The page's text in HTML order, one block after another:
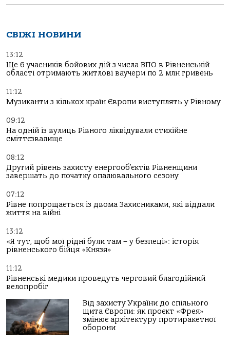
СВІЖІ НОВИНИ
13:12
Ще 6 учасників бойових дій з числа ВПО в Рівненській
області отримають житлові ваучери по 2 млн гривень
11:12
Музиканти з кількох країн Європи виступлять у Рівному
09:12
На одній із вулиць Рівного ліквідували стихійне
сміттєзвалище
08:12
Другий рівень захисту енергооб’єктів Рівненщини
завершать до початку опалювального сезону
07:12
Рівне попрощається із двома Захисниками, які віддали
життя на війні
13:12
«Я тут, щоб мої рідні були там – у безпеці»: історія
рівненського бійця «Князя»
11:12
Рівненські медики проведуть черговий благодійний
велопробіг
Від захисту України до спільного
щита Європи: як проєкт «Фрея»
змінює архітектуру протиракетної
оборони